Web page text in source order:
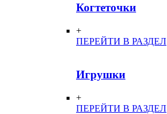
Когтеточки
+
ПЕРЕЙТИ В РАЗДЕЛ
Игрушки
+
ПЕРЕЙТИ В РАЗДЕЛ